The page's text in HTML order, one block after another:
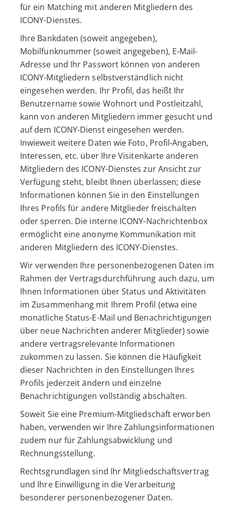
für ein Matching mit anderen Mitgliedern des
ICONY-Dienstes.
Ihre Bankdaten (soweit angegeben),
Mobilfunknummer (soweit angegeben), E-Mail-
Adresse und Ihr Passwort können von anderen
ICONY-Mitgliedern selbstverständlich nicht
eingesehen werden. Ihr Profil, das heißt Ihr
Benutzername sowie Wohnort und Postleitzahl,
kann von anderen Mitgliedern immer gesucht und
auf dem ICONY-Dienst eingesehen werden.
Inwieweit weitere Daten wie Foto, Profil-Angaben,
Interessen, etc. über Ihre Visitenkarte anderen
Mitgliedern des ICONY-Dienstes zur Ansicht zur
Verfügung steht, bleibt Ihnen überlassen; diese
Informationen können Sie in den Einstellungen
Ihres Profils für andere Mitglieder freischalten
oder sperren. Die interne ICONY-Nachrichtenbox
ermöglicht eine anonyme Kommunikation mit
anderen Mitgliedern des ICONY-Dienstes.
Wir verwenden Ihre personenbezogenen Daten im
Rahmen der Vertragsdurchführung auch dazu, um
Ihnen Informationen über Status und Aktivitäten
im Zusammenhang mit Ihrem Profil (etwa eine
monatliche Status-E-Mail und Benachrichtigungen
über neue Nachrichten anderer Mitglieder) sowie
andere vertragsrelevante Informationen
zukommen zu lassen. Sie können die Häufigkeit
dieser Nachrichten in den Einstellungen Ihres
Profils jederzeit ändern und einzelne
Benachrichtigungen vollständig abschalten.
Soweit Sie eine Premium-Mitgliedschaft erworben
haben, verwenden wir Ihre Zahlungsinformationen
zudem nur für Zahlungsabwicklung und
Rechnungsstellung.
Rechtsgrundlagen sind Ihr Mitgliedschaftsvertrag
und Ihre Einwilligung in die Verarbeitung
besonderer personenbezogener Daten.